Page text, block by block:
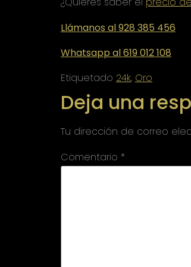
Llámanos al 928 385 456
Whatsapp al 619 012 108
Etiquetado 24k, Oro
Deja una
Tu dirección de correo
Comentario *